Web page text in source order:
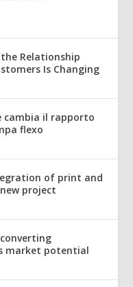
Relationship
Is Changing
cambia il rapporto
flexo
of print and
project
market potential